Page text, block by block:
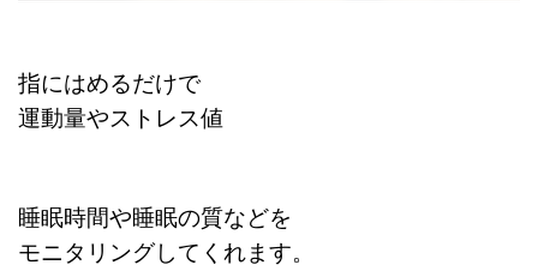
指にはめるだけで
運動量やストレス値
睡眠時間や睡眠の質などを
モニタリングしてくれます。